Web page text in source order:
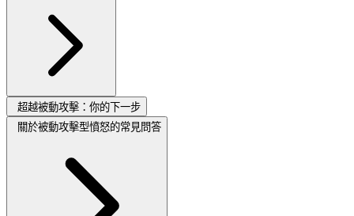
超越被動攻擊：你的下一步
關於被動攻擊型憤怒的常見問答